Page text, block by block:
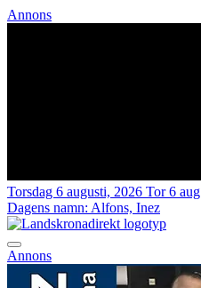
Annons
Torsdag 6 augusti, 2026 Tor 6 aug
Dagens namn: Alfons, Inez
Annons